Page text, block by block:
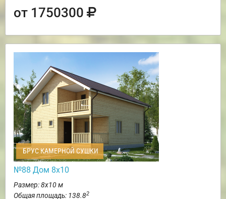
от 1750300
БРУС КАМЕРНОЙ СУШКИ
№88 Дом 8х10
Размер: 8х10 м
Общая площадь: 138.82